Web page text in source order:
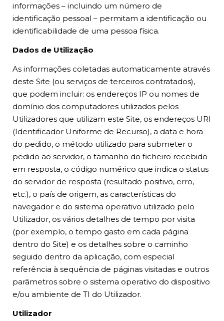
informações – incluindo um número de
identificação pessoal – permitam a identificação ou
identificabilidade de uma pessoa física.
Dados de Utilização
As informações coletadas automaticamente através
deste Site (ou serviços de terceiros contratados),
que podem incluir: os endereços IP ou nomes de
domínio dos computadores utilizados pelos
Utilizadores que utilizam este Site, os endereços URI
(Identificador Uniforme de Recurso), a data e hora
do pedido, o método utilizado para submeter o
pedido ao servidor, o tamanho do ficheiro recebido
em resposta, o código numérico que indica o status
do servidor de resposta (resultado positivo, erro,
etc.), o país de origem, as características do
navegador e do sistema operativo utilizado pelo
Utilizador, os vários detalhes de tempo por visita
(por exemplo, o tempo gasto em cada página
dentro do Site) e os detalhes sobre o caminho
seguido dentro da aplicação, com especial
referência à sequência de páginas visitadas e outros
parâmetros sobre o sistema operativo do dispositivo
e/ou ambiente de TI do Utilizador.
Utilizador